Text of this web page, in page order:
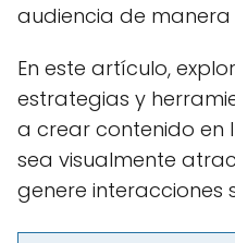
audiencia de manera
En este artículo,
estrategias y
a crear contenido en
sea visualmente
genere interacciones